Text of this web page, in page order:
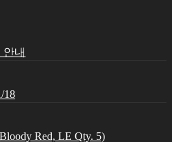
내
18
Red, LE Qty. 5)